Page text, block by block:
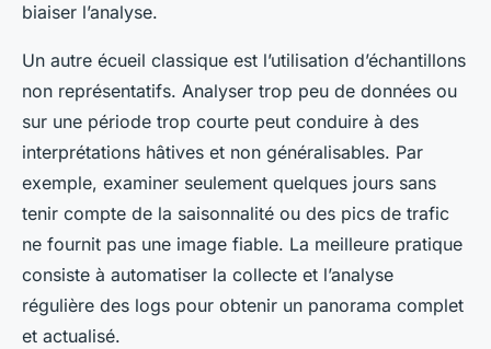
biaiser l’analyse.
Un autre écueil classique est l’utilisation d’échantillons
non représentatifs. Analyser trop peu de données ou
sur une période trop courte peut conduire à des
interprétations hâtives et non généralisables. Par
exemple, examiner seulement quelques jours sans
tenir compte de la saisonnalité ou des pics de trafic
ne fournit pas une image fiable. La meilleure pratique
consiste à automatiser la collecte et l’analyse
régulière des logs pour obtenir un panorama complet
et actualisé.